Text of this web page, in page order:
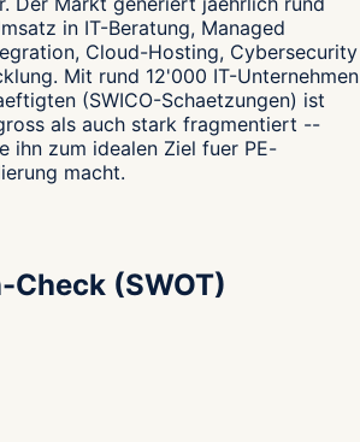
in IT-Beratung, Managed
Cloud-Hosting, Cybersecurity
Mit rund 12'000 IT-Unternehmen
(SWICO-Schaetzungen) ist
als auch stark fragmentiert --
ihn zum idealen Ziel fuer PE-
macht.
Check (SWOT)